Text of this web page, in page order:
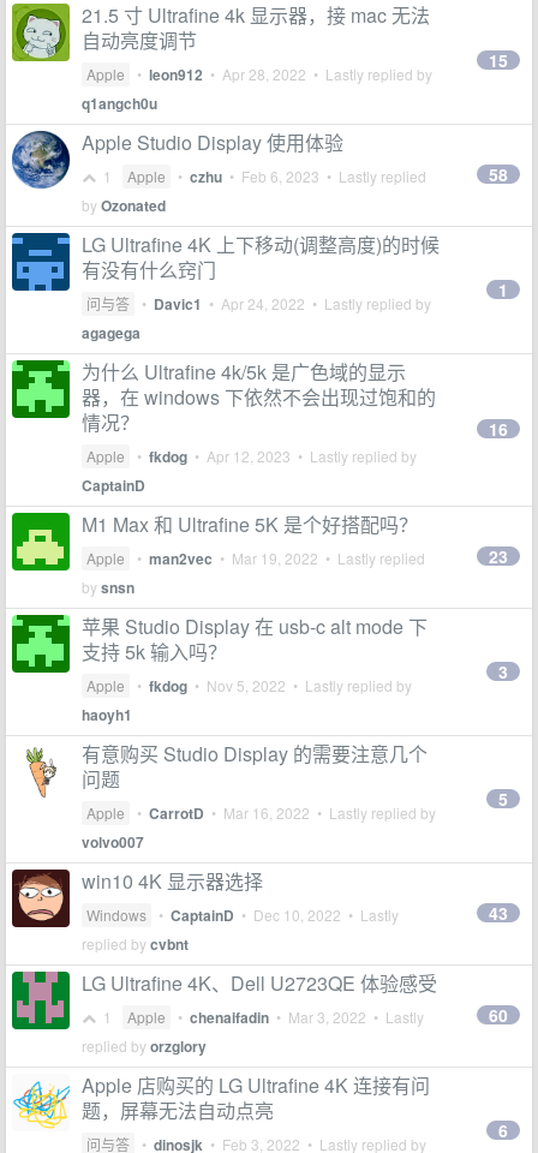
21.5 寸 Ultrafine 4k 显示器，接 mac 无法
自动亮度调节
Apple • leon912 • Apr 28, 2022 • Lastly replied by
q1angch0u
15
Apple Studio Display 使用体验
1 Apple • czhu • Feb 6, 2023 • Lastly replied
byOzonated
58
LG Ultrafine 4K 上下移动(调整高度)的时候
有没有什么窍门
问与答 • Davic1 • Apr 24, 2022 • Lastly replied by
agagega
1
为什么 Ultrafine 4k/5k 是广色域的显示
器，在 windows 下依然不会出现过饱和的
情况？
Apple • fkdog • Apr 12, 2023 • Lastly replied by
CaptainD
16
M1 Max 和 Ultrafine 5K 是个好搭配吗？
Apple • man2vec • Mar 19, 2022 • Lastly replied
bysnsn
23
苹果 Studio Display 在 usb-c alt mode 下
支持 5k 输入吗？
Apple • fkdog • Nov 5, 2022 • Lastly replied by
haoyh1
3
有意购买 Studio Display 的需要注意几个
问题
Apple • CarrotD • Mar 16, 2022 • Lastly replied by
volvo007
5
win10 4K 显示器选择
Windows • CaptainD • Dec 10, 2022 • Lastly
replied bycvbnt
43
LG Ultrafine 4K、Dell U2723QE 体验感受
1 Apple • chenaifadin • Mar 3, 2022 • Lastly
replied byorzglory
60
Apple 店购买的 LG Ultrafine 4K 连接有问
题，屏幕无法自动点亮
问与答 • dinosjk • Feb 3, 2022 • Lastly replied by
6